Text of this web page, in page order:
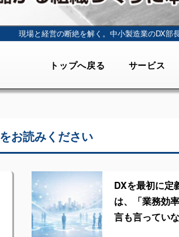
現場と経営の断絶を解く。 中小製造業のDX部
トップへ戻る サービス
お読みください
DXを最初に定
は、「業務効
言も言ってい